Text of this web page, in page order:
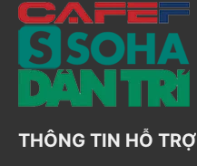
THÔNG TIN HỖ TRỢ